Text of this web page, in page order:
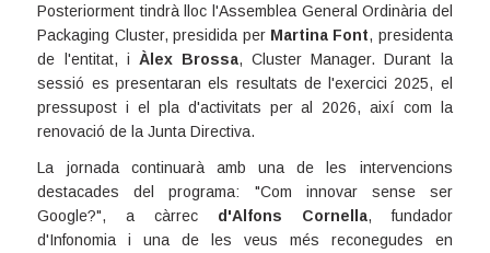
Posteriorment tindrà lloc l'Assemblea General Ordinària del
Packaging Cluster, presidida per Martina Font, presidenta
de l'entitat, i Àlex Brossa, Cluster Manager. Durant la
sessió es presentaran els resultats de l'exercici 2025, el
pressupost i el pla d'activitats per al 2026, així com la
renovació de la Junta Directiva.
La jornada continuarà amb una de les intervencions
destacades del programa: "Com innovar sense ser
Google?", a càrrec d'Alfons Cornella, fundador
d'Infonomia i una de les veus més reconegudes en